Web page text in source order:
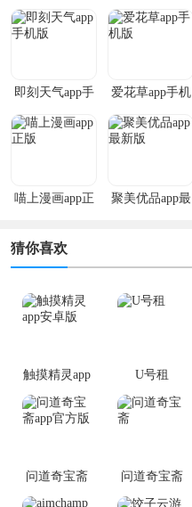
机版
即刻天气app手
机版
爱花草app手机
版
喵上漫画app正
聚美优品app最
猜你喜欢
触摸精灵app
安卓版
U号租
问道奇宝斋
app官方版
问道奇宝斋